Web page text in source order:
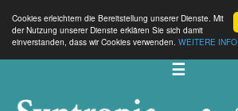
Cookies erleichtern die Bereitstellung unserer Dienste. Mit
der Nutzung unserer Dienste erklären Sie sich damit
einverstanden, dass wir Cookies verwenden. WEITERE
☰